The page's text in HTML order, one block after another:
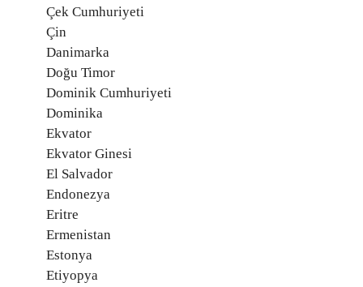
Çek Cumhuriyeti
Çin
Danimarka
Doğu Timor
Dominik Cumhuriyeti
Dominika
Ekvator
Ekvator Ginesi
El Salvador
Endonezya
Eritre
Ermenistan
Estonya
Etiyopya